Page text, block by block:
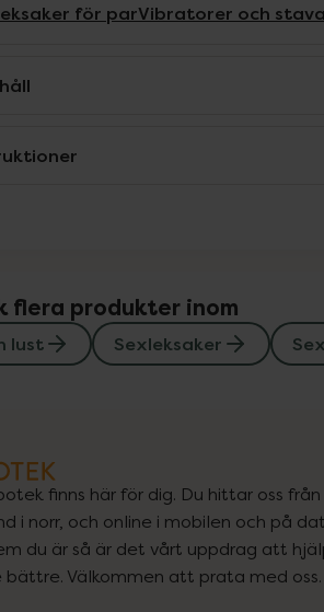
för parVibratorer och
flera produkter inom
lust Sexleksaker
finns här för dig. Du hittar oss från
i norr, och online i mobilen och på
du är så är det vårt uppdrag att
Välkommen att prata med oss.